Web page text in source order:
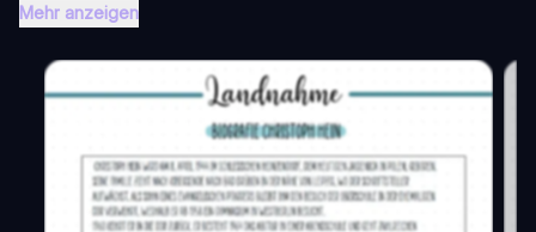
Mehr anzeigen